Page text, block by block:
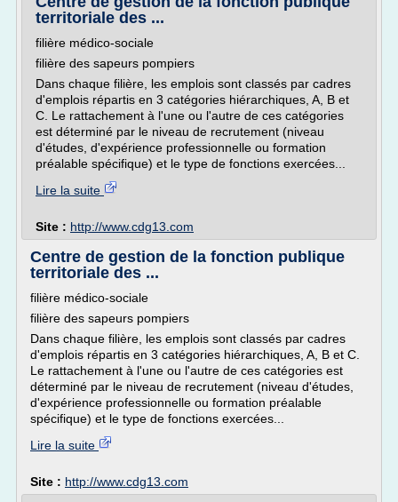
territoriale des ...
filière médico-sociale
filière des sapeurs pompiers
Dans chaque filière, les emplois sont classés par cadres
d'emplois répartis en 3 catégories hiérarchiques, A, B et
C. Le rattachement à l'une ou l'autre de ces catégories
est déterminé par le niveau de recrutement (niveau
d'études, d'expérience professionnelle ou formation
préalable spécifique) et le type de fonctions exercées...
Lire la suite
Site : http://www.cdg13.com
Centre de gestion de la fonction publique
territoriale des ...
filière médico-sociale
filière des sapeurs pompiers
Dans chaque filière, les emplois sont classés par cadres
d'emplois répartis en 3 catégories hiérarchiques, A, B et C.
Le rattachement à l'une ou l'autre de ces catégories est
déterminé par le niveau de recrutement (niveau d'études,
d'expérience professionnelle ou formation préalable
spécifique) et le type de fonctions exercées...
Lire la suite
Site : http://www.cdg13.com